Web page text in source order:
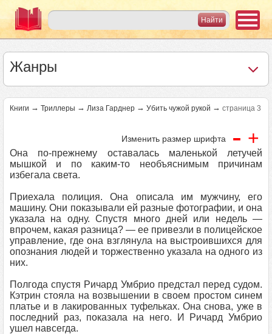
Жанры
Книги → Триллеры → Лиза Гарднер → Убить чужой рукой → страница 3
Изменить размер шрифта - +
Она по-прежнему оставалась маленькой летучей
мышкой и по каким-то необъяснимым причинам
избегала света.
Приехала полиция. Она описала им мужчину, его
машину. Они показывали ей разные фотографии, и она
указала на одну. Спустя много дней или недель —
впрочем, какая разница? — ее привезли в полицейское
управление, где она взглянула на выстроившихся для
опознания людей и торжественно указала на одного из
них.
Полгода спустя Ричард Умбрио предстал перед судом.
Кэтрин стояла на возвышении в своем простом синем
платье и в лакированных туфельках. Она снова, уже в
последний раз, показала на него. И Ричард Умбрио
ушел навсегда.